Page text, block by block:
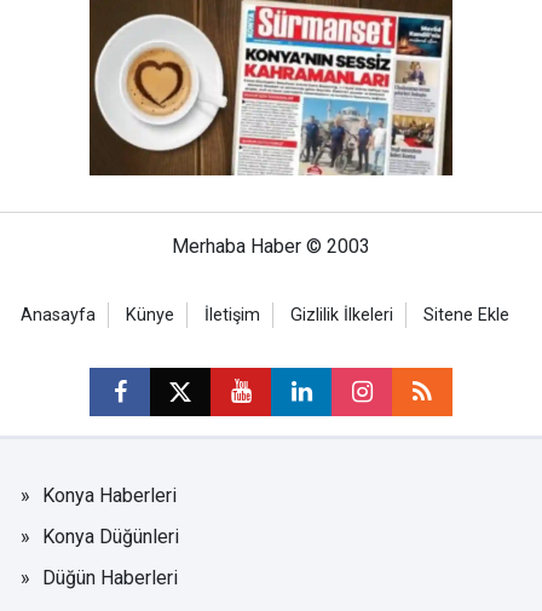
Merhaba Haber © 2003
Anasayfa Künye İletişim Gizlilik İlkeleri Sitene Ekle
Konya Haberleri
Konya Düğünleri
Düğün Haberleri